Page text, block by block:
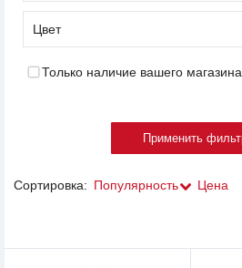
Цвет
Только наличие вашего магазина
Сортировка: Популярность Цена